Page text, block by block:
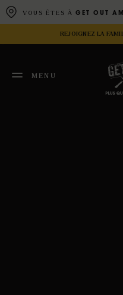
VOUS ÊTES À GET OUT
REJOIGNEZ LA
MENU
Panneau de gestion des